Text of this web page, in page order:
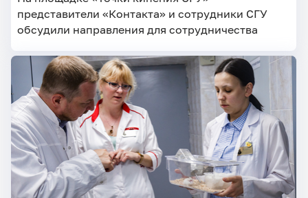
представители «Контакта» и сотрудники СГУ
обсудили направления для сотрудничества